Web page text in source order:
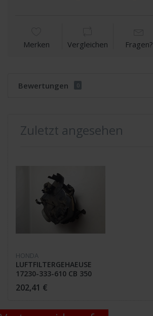
Merken Vergleichen Fragen?
Bewertungen 0
Zuletzt angesehen
HONDA
LUFTFILTERGEHAEUSE
17230-333-610 CB 350
Four
202,41 €